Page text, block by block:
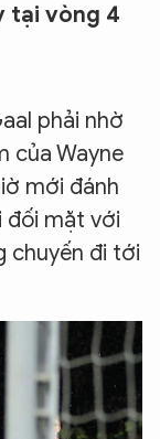
tại vòng 4
phải nhờ
của Wayne
mới đánh
đối mặt với
chuyến đi tới